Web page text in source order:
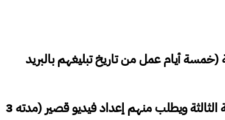
(خمسة أيام عمل من تاريخ تبليغهم بالبريد
تقوم اللجنة بإبلاغ المرشحين المنتقلين للمرحلة الثالثة ويطلب منهم إعداد فيديو قصير (مدته 3